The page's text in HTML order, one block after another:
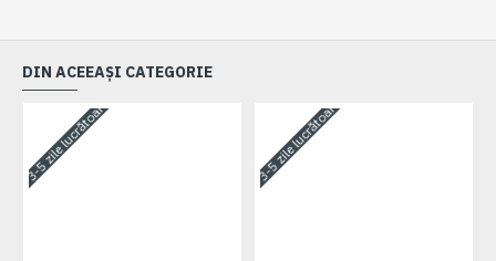
DIN ACEEAȘI CATEGORIE
3-5 zile lucrătoare 3-5 zile lucrătoare